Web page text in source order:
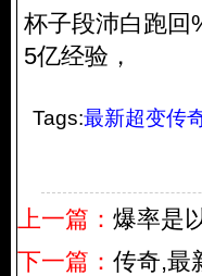
杯子段沛白跑回
5亿经验，
Tags:最新超变传
上一篇： 爆率是
下一篇： 传奇,最